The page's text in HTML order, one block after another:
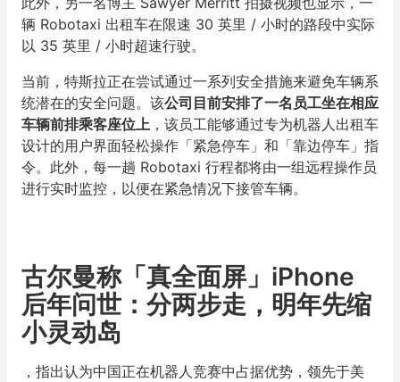
辆 Robotaxi 出租车在限速 30 英里 / 小时的路段中实际
以 35 英里 / 小时超速行驶。
当前，特斯拉正在尝试通过一系列安全措施来避免车辆系
统潜在的安全问题。该公司目前安排了一名员工坐在相应
车辆前排乘客座位上 ，该员工能够通过专为机器人出租车
设计的用户界面轻松操作「紧急停车」和「靠边停车」指
令。此外，每一趟 Robotaxi 行程都将由一组远程操作员
进行实时监控，以便在紧急情况下接管车辆。
古尔曼称「真全面屏」iPhone
后年问世：分两步走，明年先缩
小灵动岛
，指出认为中国正在机器人竞赛中占据优势，领先于美